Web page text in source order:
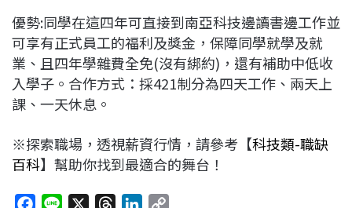
優勢:同學在這四年可直接到南亞科技邊讀書邊工作並
可享有正式員工的福利及獎金，保障同學就學及就
業、且四年學雜費全免(沒有綁約)，還有補助中低收
入學子。合作方式：採421制分為四天工作、兩天上
課、一天休息。
※探索職場，透視薪資行情，請參考【科技類-職缺
百科】幫助你找到最適合的舞台！